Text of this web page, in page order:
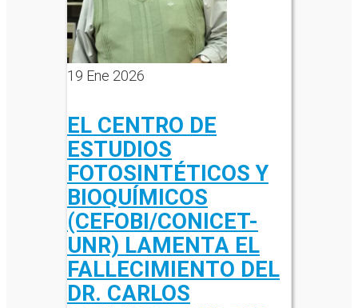
19 Ene 2026
EL CENTRO DE
ESTUDIOS
FOTOSINTÉTICOS Y
BIOQUÍMICOS
(CEFOBI/CONICET-
UNR) LAMENTA EL
FALLECIMIENTO DEL
DR. CARLOS